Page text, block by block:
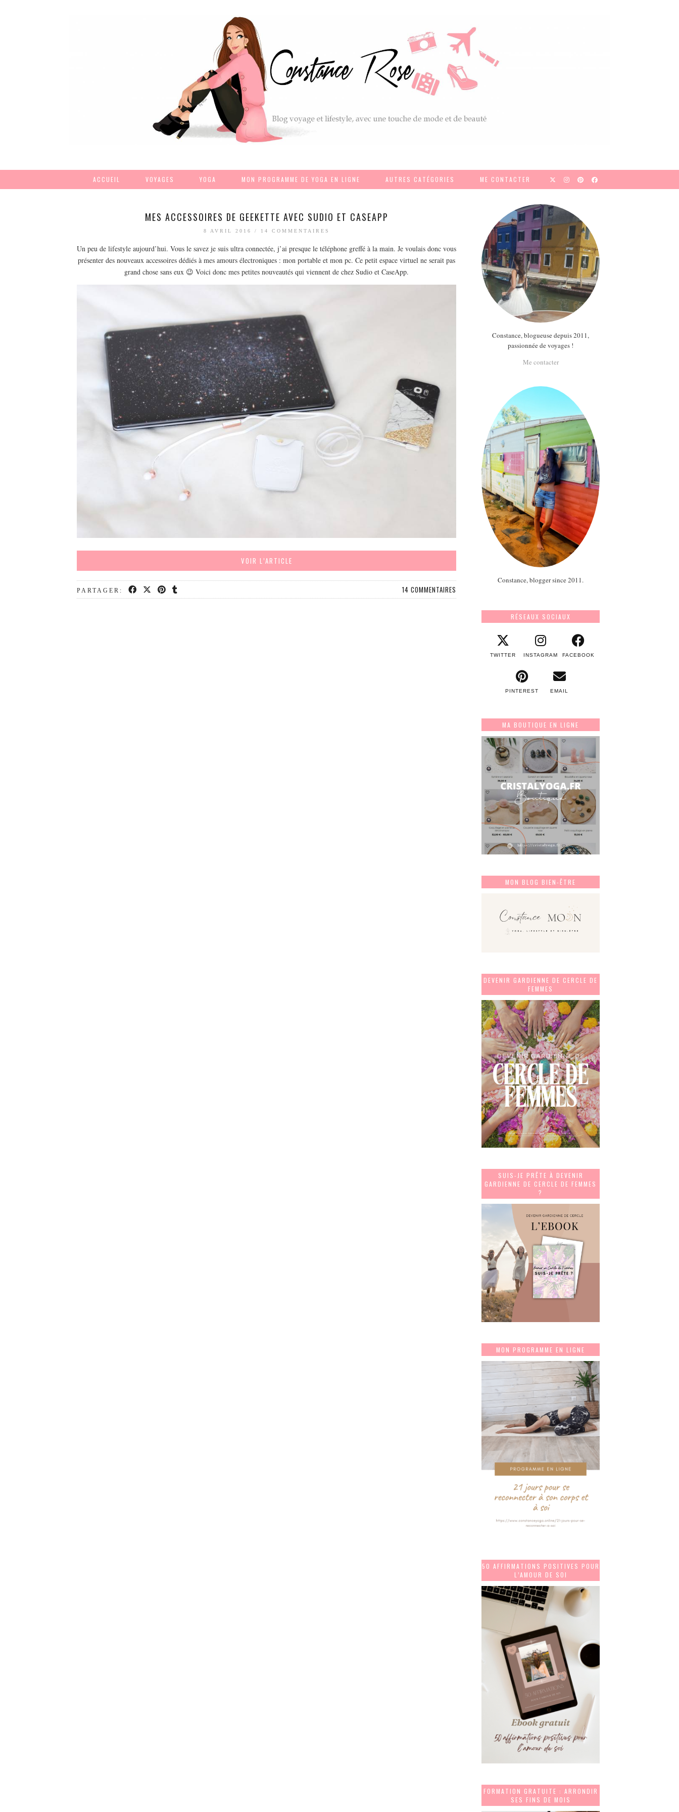
ACCUEIL VOYAGES YOGA MON PROGRAMME DE YOGA EN LIGNE AUTRES CATÉGORIES ME CONTACTER
MES ACCESSOIRES DE GEEKETTE AVEC SUDIO ET CASEAPP
8 AVRIL 2016 / 14 COMMENTAIRES
Un peu de lifestyle aujourd’hui. Vous le savez je suis ultra connectée, j’ai presque le téléphone greffé à la main. Je voulais donc vous
présenter des nouveaux accessoires dédiés à mes amours électroniques : mon portable et mon pc. Ce petit espace virtuel ne serait pas
grand chose sans eux 😉 Voici donc mes petites nouveautés qui viennent de chez Sudio et CaseApp.
VOIR L’ARTICLE
PARTAGER: 14 COMMENTAIRES
Constance, blogueuse depuis 2011,
passionnée de voyages !
Me contacter
Constance, blogger since 2011.
RÉSEAUX SOCIAUX
TWITTER INSTAGRAM FACEBOOK
PINTEREST EMAIL
MA BOUTIQUE EN LIGNE
MON BLOG BIEN-ÊTRE
DEVENIR GARDIENNE DE CERCLE DE
FEMMES
SUIS-JE PRÊTE À DEVENIR
GARDIENNE DE CERCLE DE FEMMES
?
MON PROGRAMME EN LIGNE
50 AFFIRMATIONS POSITIVES POUR
L’AMOUR DE SOI
FORMATION GRATUITE : ARRONDIR
SES FINS DE MOIS